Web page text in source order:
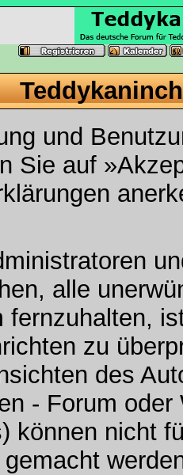
und
Sie auf
alle
fernzuhalten,
zu
des
- Forum
können nicht